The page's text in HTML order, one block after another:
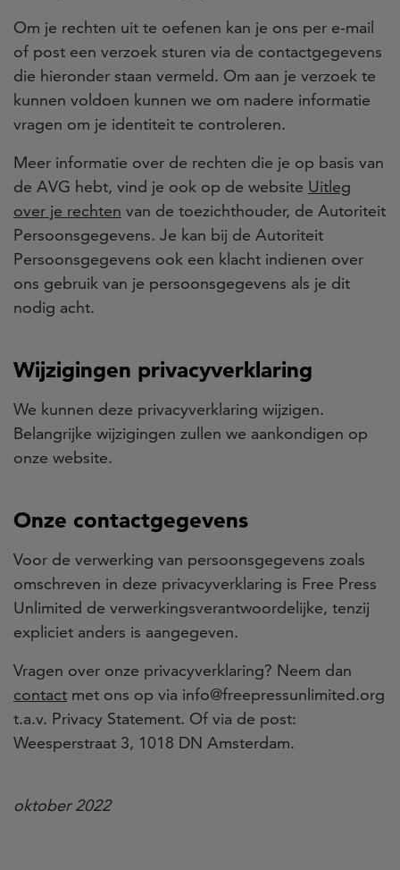
Om je rechten uit te oefenen kan je ons per e-mail
of post een verzoek sturen via de contactgegevens
die hieronder staan vermeld. Om aan je verzoek te
kunnen voldoen kunnen we om nadere informatie
vragen om je identiteit te controleren.
Meer informatie over de rechten die je op basis van
de AVG hebt, vind je ook op de website Uitleg
over je rechten van de toezichthouder, de Autoriteit
Persoonsgegevens. Je kan bij de Autoriteit
Persoonsgegevens ook een klacht indienen over
ons gebruik van je persoonsgegevens als je dit
nodig acht.
Wijzigingen privacyverklaring
We kunnen deze privacyverklaring wijzigen.
Belangrijke wijzigingen zullen we aankondigen op
onze website.
Onze contactgegevens
Voor de verwerking van persoonsgegevens zoals
omschreven in deze privacyverklaring is Free Press
Unlimited de verwerkingsverantwoordelijke, tenzij
expliciet anders is aangegeven.
Vragen over onze privacyverklaring? Neem dan
contact met ons op via info@freepressunlimited.org
t.a.v. Privacy Statement. Of via de post:
Weesperstraat 3, 1018 DN Amsterdam.
oktober 2022